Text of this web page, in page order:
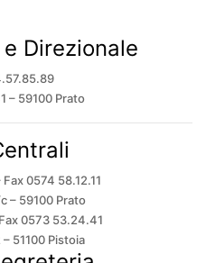
Direzionale
– 59100 Prato
0574 58.12.11
– 59100 Prato
0573 53.24.41
51100 Pistoia